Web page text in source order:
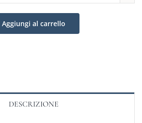
lessico
dell'arte
Aggiungi al carrello
DESCRIZIONE